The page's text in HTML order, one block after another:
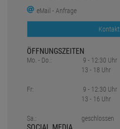
eMail - Anfrage
Kontakt
ÖFFNUNGSZEITEN
Mo. - Do.:
Fr:
Sa.:
9 - 12:30 Uhr
13 - 18 Uhr
9 - 12:30 Uhr
13 - 16 Uhr
geschlossen